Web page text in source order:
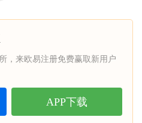
，来欧易注册免费赢取新用户
APP下载